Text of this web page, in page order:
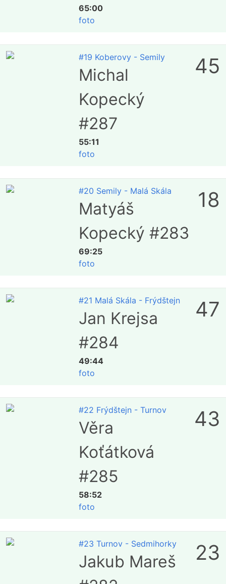
65:00
foto
#19 Koberovy - Semily
Michal
Kopecký
#287
55:11
foto
45
#20 Semily - Malá Skála
Matyáš
Kopecký #283
69:25
foto
18
#21 Malá Skála - Frýdštejn
Jan Krejsa
#284
49:44
foto
47
#22 Frýdštejn - Turnov
Věra
Koťátková
#285
58:52
foto
43
#23 Turnov - Sedmihorky
Jakub Mareš
23